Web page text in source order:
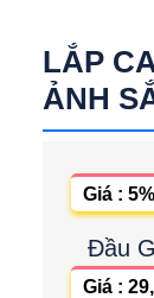
LẮP
ẢNH
Giá :
Đầu
Giá :